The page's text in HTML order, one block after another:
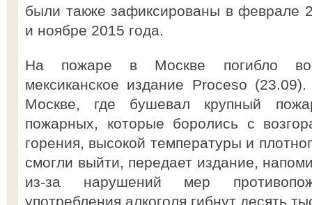
были также зафиксированы в феврале
и ноябре 2015 года.
На пожаре в Москве погибло
мексиканское издание Proceso
Москве, где бушевал крупный
пожарных, которые боролись с
горения, высокой температуры и
смогли выйти, передает издание,
из-за нарушений мер
употребления алкоголя гибнут десять